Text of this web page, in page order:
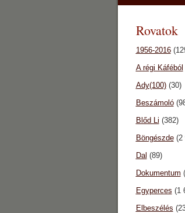
Rovatok
1956-2016
A régi Káféból
Ady(100)(30)
Beszámoló
Blőd Li (382)
Böngészde(2
Dal (89)
Dokumentum
Egyperces (1
Elbeszélés